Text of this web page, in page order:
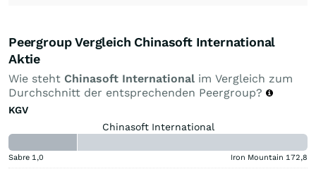
Peergroup Vergleich Chinasoft International
Aktie
Wie steht Chinasoft International im Vergleich zum
Durchschnitt der entsprechenden Peergroup?
KGV
Chinasoft International
Sabre 1,0 Iron Mountain 172,8